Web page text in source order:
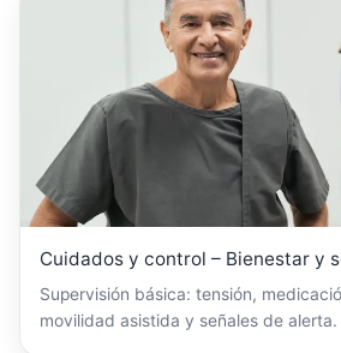
Cuidados y control – Bienestar y
Supervisión básica: tensión,
movilidad asistida y señales de alerta.